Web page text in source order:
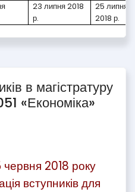
23 липня 2018
р.
25 липня
2018 р.
в магістратуру
«Економіка»
2018 року
вступників для